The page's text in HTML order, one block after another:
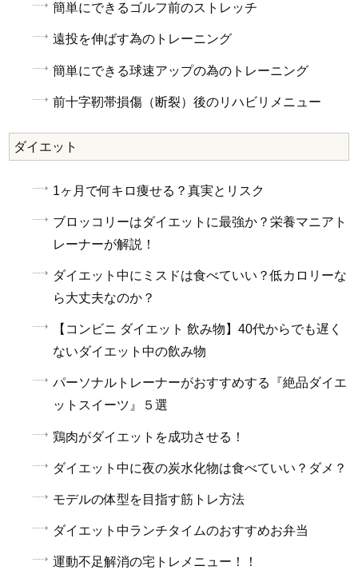
簡単にできるゴルフ前のストレッチ
遠投を伸ばす為のトレーニング
簡単にできる球速アップの為のトレーニング
前十字靭帯損傷（断裂）後のリハビリメニュー
ダイエット
1ヶ月で何キロ痩せる？真実とリスク
ブロッコリーはダイエットに最強か？栄養マニアト
レーナーが解説！
ダイエット中にミスドは食べていい？低カロリーな
ら大丈夫なのか？
【コンビニ ダイエット 飲み物】40代からでも遅く
ないダイエット中の飲み物
パーソナルトレーナーがおすすめする『絶品ダイエ
ットスイーツ』５選
鶏肉がダイエットを成功させる！
ダイエット中に夜の炭水化物は食べていい？ダメ？
モデルの体型を目指す筋トレ方法
ダイエット中ランチタイムのおすすめお弁当
運動不足解消の宅トレメニュー！！